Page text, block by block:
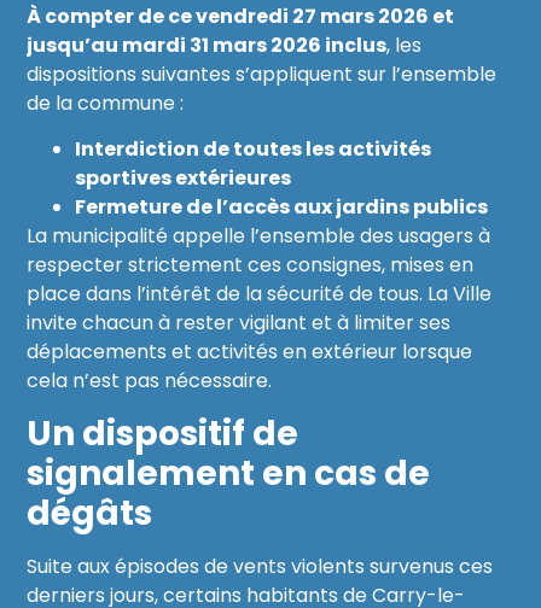
À compter de ce vendredi 27 mars 2026 et
jusqu’au mardi 31 mars 2026 inclus, les
dispositions suivantes s’appliquent sur l’ensemble
de la commune :
Interdiction de toutes les activités
sportives extérieures
Fermeture de l’accès aux jardins publics
La municipalité appelle l’ensemble des usagers à
respecter strictement ces consignes, mises en
place dans l’intérêt de la sécurité de tous. La Ville
invite chacun à rester vigilant et à limiter ses
déplacements et activités en extérieur lorsque
cela n’est pas nécessaire.
Un dispositif de
signalement en cas de
dégâts
Suite aux épisodes de vents violents survenus ces
derniers jours, certains habitants de Carry-le-